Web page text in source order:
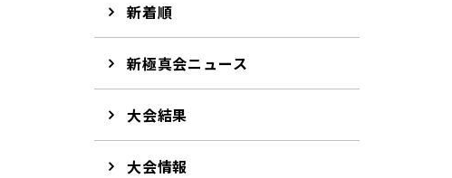
新着順
新極真会ニュース
大会結果
大会情報